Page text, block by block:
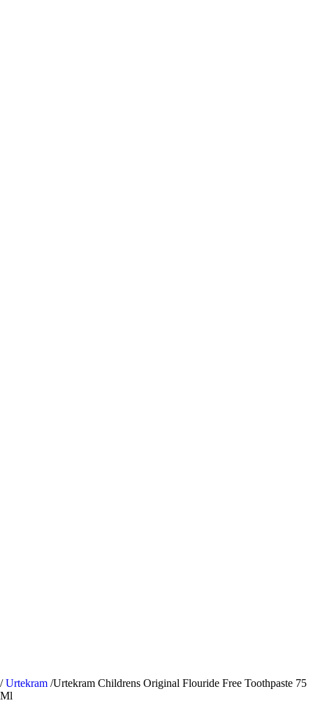
/ Urtekram /Urtekram Childrens Original Flouride Free Toothpaste 75
Ml